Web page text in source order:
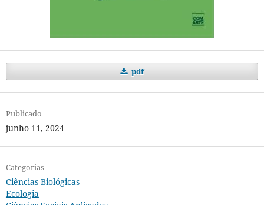
pdf
Publicado
junho 11, 2024
Categorias
Ciências Biológicas
Ecologia